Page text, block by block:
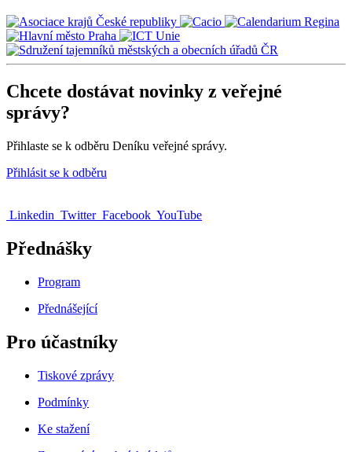
Chcete dostávat novinky z veřejné
správy?
Přihlaste se k odběru Deníku veřejné správy.
Přihlásit se k odběru
Linkedin Twitter Facebook YouTube
Přednášky
Program
Přednášející
Pro účastníky
Tiskové zprávy
Podmínky
Ke stažení